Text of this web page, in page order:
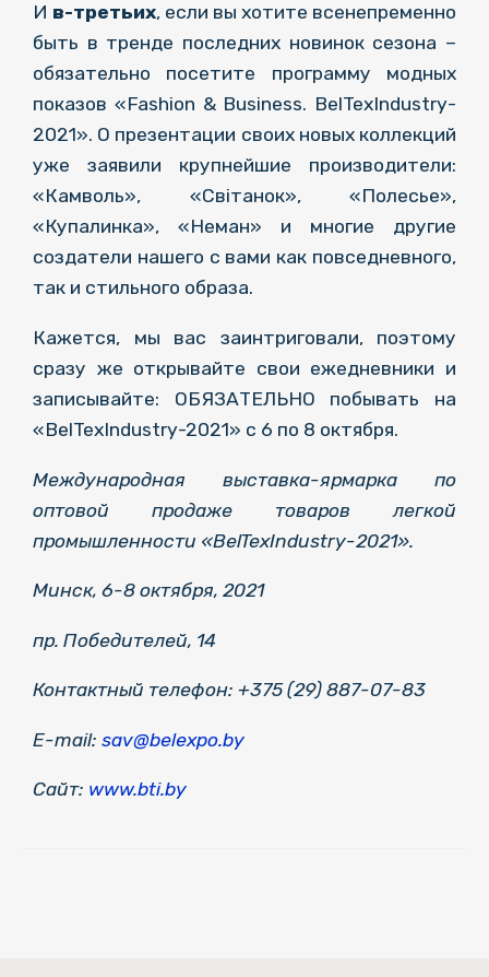
И в-третьих, если вы хотите всенепременно
быть в тренде последних новинок сезона –
обязательно посетите программу модных
показов «Fashion & Business. BelTexIndustry-
2021». О презентации своих новых коллекций
уже заявили крупнейшие производители:
«Камволь», «Свiтанок», «Полесье»,
«Купалинка», «Неман» и многие другие
создатели нашего с вами как повседневного,
так и стильного образа.
Кажется, мы вас заинтриговали, поэтому
сразу же открывайте свои ежедневники и
записывайте: ОБЯЗАТЕЛЬНО побывать на
«BelTexIndustry-2021» с 6 по 8 октября.
Международная выставка-ярмарка по
оптовой продаже товаров легкой
промышленности «BelTexIndustry-2021».
Минск, 6-8 октября, 2021
пр. Победителей, 14
Контактный телефон: +375 (29) 887-07-83
E-mail: sav@belexpo.by
Сайт: www.bti.by